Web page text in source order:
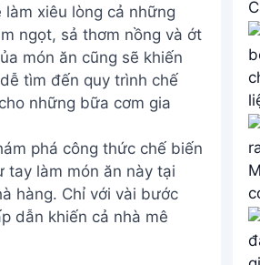
xiêu lòng cả những
ngọt, sả thơm nồng và ớt
món ăn cũng sẽ khiến
tìm đến quy trình chế
những bữa cơm gia
phá công thức chế biến
tay làm món ăn này tại
hàng. Chỉ với vài bước
dẫn khiến cả nhà mê